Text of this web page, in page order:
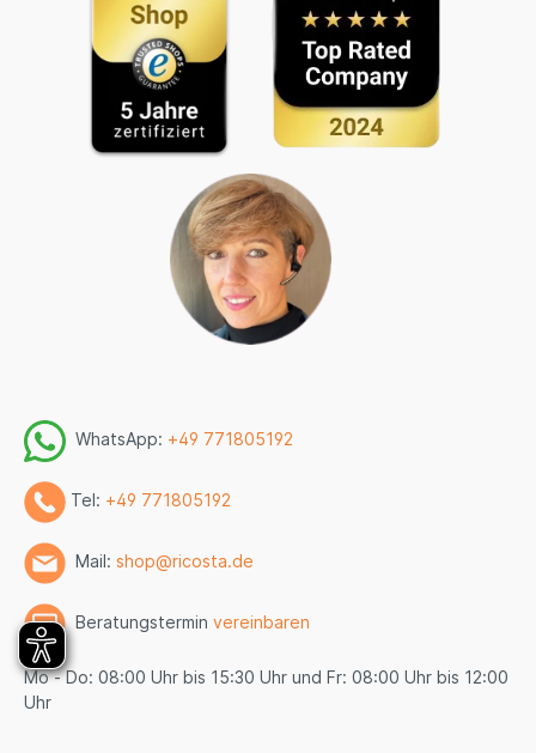
WhatsApp: +49 771805192
Tel: +49 771805192
Mail: shop@ricosta.de
Beratungstermin vereinbaren
Mo - Do: 08:00 Uhr bis 15:30 Uhr und Fr: 08:00 Uhr bis 12:00
Uhr